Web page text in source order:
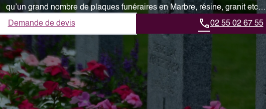
qu’un grand nombre de plaques funéraires en Marbre, résine, granit etc…
Demande de devis
02 55 02 67 55